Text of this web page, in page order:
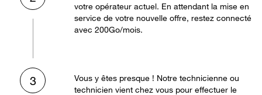
votre opérateur actuel. En attendant la mise en
service de votre nouvelle offre, restez connecté
avec 200Go/mois.
3
Vous y êtes presque ! Notre technicienne ou
technicien vient chez vous pour effectuer le